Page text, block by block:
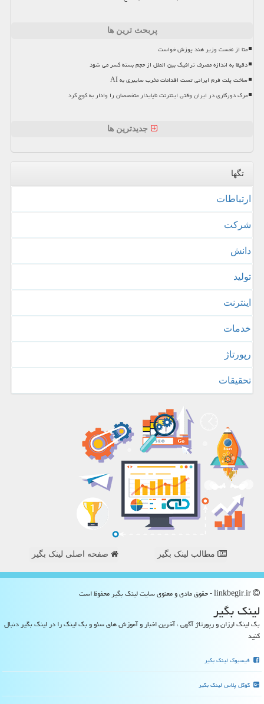
پربحث ترین ها
متا از نخست وزیر هند پوزش خواست
دقیقا به اندازه مصرف ترافیک بین الملل از حجم بسته کسر می شود
ساخت پلت فرم ایرانی تست اقدامات مخرب سایبری به AI
مرگ دورکاری در ایران وقتی اینترنت ناپایدار متخصصان را وادار به کوچ کرد
جدیدترین ها
تگها
ارتباطات
شركت
دانش
تولید
اینترنت
خدمات
رپورتاژ
تحقیقات
مطالب لینک بگیر صفحه اصلی لینک بگیر
لینك بگیر
بک لینک ارزان و رپورتاژ آگهی ، آخرین اخبار و آموزش های سئو و بک لینک را در لینک بگیر دنبال
کنید
فیسبوک لینک بگیر
گوگل پلاس لینک بگیر